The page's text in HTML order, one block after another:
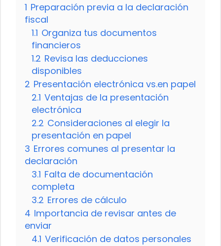
1 Preparación previa a la declaración
fiscal
1.1 Organiza tus documentos
financieros
1.2 Revisa las deducciones
disponibles
2 Presentación electrónica vs.en papel
2.1 Ventajas de la presentación
electrónica
2.2 Consideraciones al elegir la
presentación en papel
3 Errores comunes al presentar la
declaración
3.1 Falta de documentación
completa
3.2 Errores de cálculo
4 Importancia de revisar antes de
enviar
4.1 Verificación de datos personales